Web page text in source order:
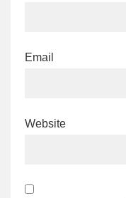
Email
Website